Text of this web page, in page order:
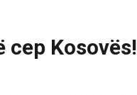
Kosovës!